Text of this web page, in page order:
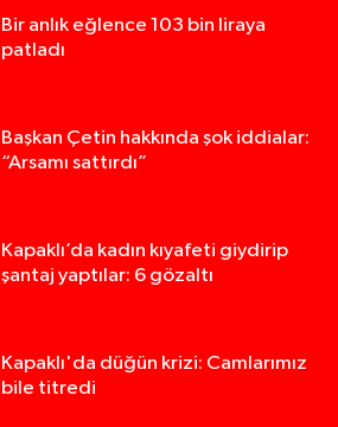
Bir anlık eğlence 103 bin liraya
patladı
Başkan Çetin hakkında şok iddialar:
“Arsamı sattırdı”
Kapaklı’da kadın kıyafeti giydirip
şantaj yaptılar: 6 gözaltı
Kapaklı'da düğün krizi: Camlarımız
bile titredi